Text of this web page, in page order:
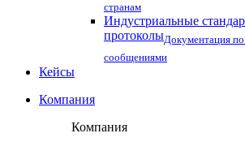
странам
Индустриальные
протоколыДокументация
сообщениями
Кейсы
Компания
Компания